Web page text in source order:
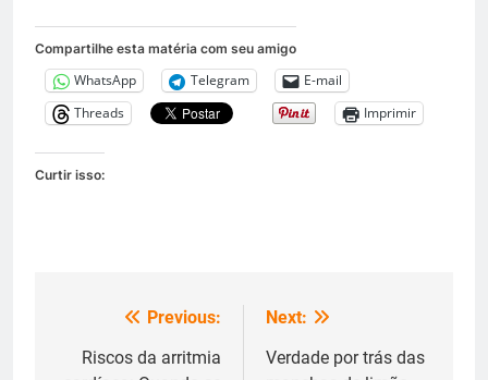
Compartilhe esta matéria com seu amigo
WhatsApp Telegram
E-mail
Threads
Imprimir
Curtir isso:
Navegação
de
Previous:
Riscos da arritmia
Next:
Verdade por trás das